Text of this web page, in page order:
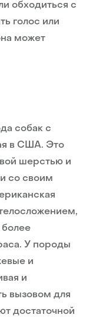
обходиться с
голос или
может
собак с
в США. Это
шерстью и
со своим
У породы
и
и
вызовом для
достаточной